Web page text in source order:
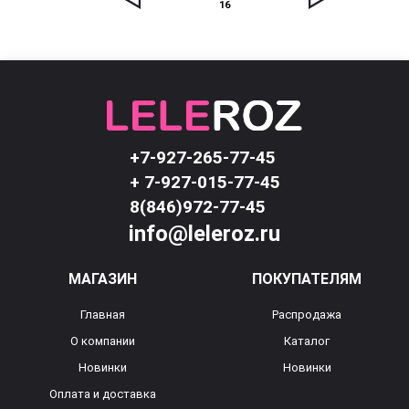
16
+7-927-265-77-45
+ 7-927-015-77-45
8(846)972-77-45
info@leleroz.ru
МАГАЗИН
Главная
О компании
Новинки
Оплата и доставка
ПОКУПАТЕЛЯМ
Распродажа
Каталог
Новинки